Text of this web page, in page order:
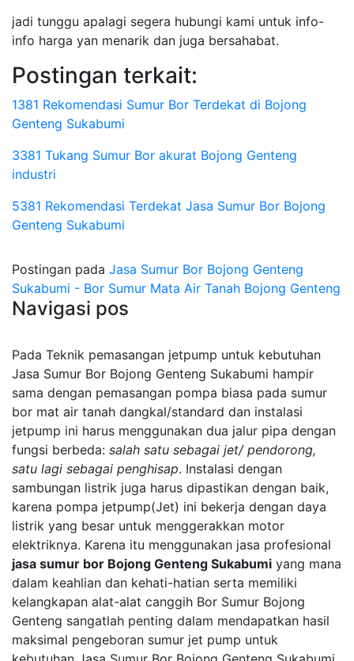
jadi tunggu apalagi segera hubungi kami untuk info-
info harga yan menarik dan juga bersahabat.
Postingan terkait:
1381 Rekomendasi Sumur Bor Terdekat di Bojong
Genteng Sukabumi
3381 Tukang Sumur Bor akurat Bojong Genteng
industri
5381 Rekomendasi Terdekat Jasa Sumur Bor Bojong
Genteng Sukabumi
Postingan pada Jasa Sumur Bor Bojong Genteng
Sukabumi - Bor Sumur Mata Air Tanah Bojong Genteng
Navigasi pos
Pada Teknik pemasangan jetpump untuk kebutuhan
Jasa Sumur Bor Bojong Genteng Sukabumi hampir
sama dengan pemasangan pompa biasa pada sumur
bor mat air tanah dangkal/standard dan instalasi
jetpump ini harus menggunakan dua jalur pipa dengan
fungsi berbeda: salah satu sebagai jet/ pendorong,
satu lagi sebagai penghisap. Instalasi dengan
sambungan listrik juga harus dipastikan dengan baik,
karena pompa jetpump(Jet) ini bekerja dengan daya
listrik yang besar untuk menggerakkan motor
elektriknya. Karena itu menggunakan jasa profesional
jasa sumur bor Bojong Genteng Sukabumi yang mana
dalam keahlian dan kehati-hatian serta memiliki
kelangkapan alat-alat canggih Bor Sumur Bojong
Genteng sangatlah penting dalam mendapatkan hasil
maksimal pengeboran sumur jet pump untuk